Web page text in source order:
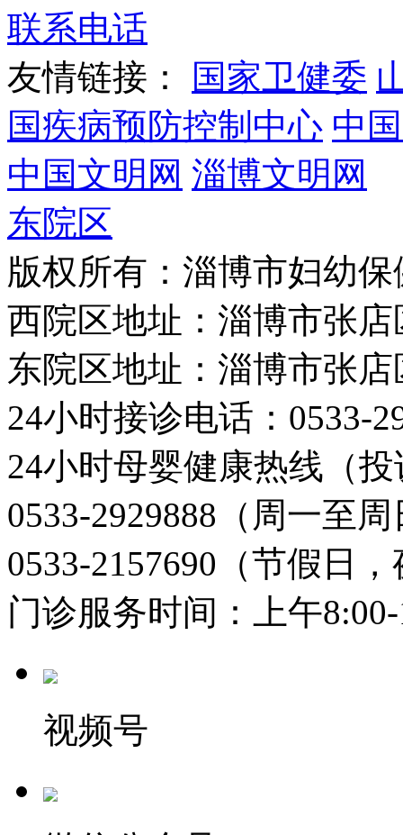
联系电话
友情链接：
国家卫健委
国疾病预防控制中心 中
中国文明网 淄博文明网
东院区
版权所有：淄博市妇幼
西院区地址：淄博市张
东院区地址：淄博市张
24小时接诊电话：0533-
24小时母婴健康热线（
0533-2929888（周一至
0533-2157690（节假日
门诊服务时间：上午
视频号